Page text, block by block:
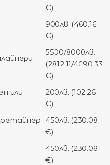
€)
900лв. (460.16
€)
5500/8000лв.
(2812.11/4090.33
€)
или
200лв. (102.26
€)
450лв. (230.08
€)
450лв. (230.08
€)